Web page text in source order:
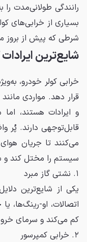
رانندگی طولانی‌مدت
بسیاری از خرابی‌های
شرطی که پیش از بروز
شایع‌ترین
خرابی کولر خودرو،
قرار دهد. مواردی
و ایرادات هستند،
قابل‌توجهی دارند.
می‌کنند تا جریان
سیستم را مختل کند و
۱. نشتی گاز مبرد
یکی از شایع‌ترین
اتصالات، او-رینگ‌ها،
کم می‌کند و سرمای
۲. خرابی کمپرسور